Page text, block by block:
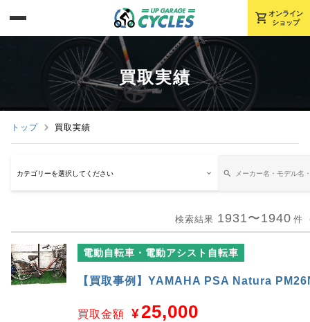
shopping_cart オンライン
ショップ
買取実績
トップ 買取実績
検索結果 1931〜1940 件
電動自転車・電動アシスト自転車
【買取事例】YAMAHA PSA Natura
買取金額 ¥25,000